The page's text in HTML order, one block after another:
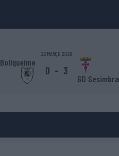
22 MARÇO 2026
0 - 3
GD Sesimbra